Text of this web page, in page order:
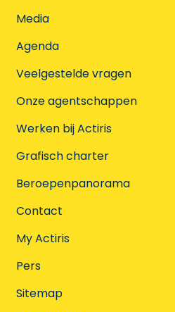
Media
Agenda
Veelgestelde vragen
Onze agentschappen
Werken bij Actiris
Grafisch charter
Beroepenpanorama
Contact
My Actiris
Pers
Sitemap